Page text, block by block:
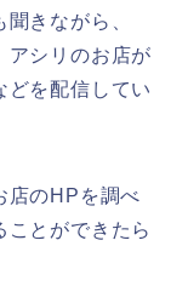
きながら、
アシリのお店が
どを配信してい
店のHPを調べ
ことができたら